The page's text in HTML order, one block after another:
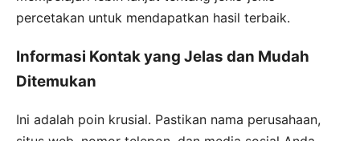
percetakan untuk mendapatkan hasil terbaik.
Informasi Kontak yang Jelas dan Mudah
Ditemukan
Ini adalah poin krusial. Pastikan nama perusahaan,